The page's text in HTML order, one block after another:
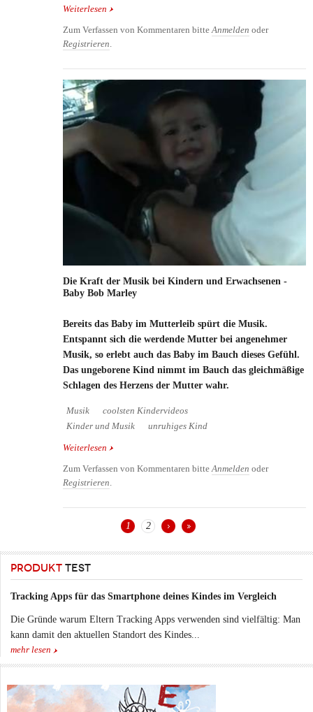
Weiterlesen über Putumayo Kids ... no more monkeys jumping on
Zum Verfassen von Kommentaren bitteAnmelden oder
Registrieren.
Die Kraft der Musik bei Kindern und Erwachsenen -
Baby Bob Marley
Bereits das Baby im Mutterleib spürt die Musik.
Entspannt sich die werdende Mutter bei angenehmer
Musik, so erlebt auch das Baby im Bauch dieses Gefühl.
Das ungeborene Kind nimmt im Bauch das gleichmäßige
Schlagen des Herzens der Mutter wahr.
Musik
coolsten Kindervideos
Kinder und Musik
unruhiges Kind
Weiterlesen über Die Kraft der Musik bei Kindern und
Zum Verfassen von Kommentaren bitte Anmelden oder
Registrieren
1 2
PRODUKT TEST
Tracking Apps für das Smartphone deines Kindes im Vergleich
Die Gründe warum Eltern Tracking Apps verwenden sind vielfältig: Man
kann damit den aktuellen Standort des Kindes...
mehr lesen